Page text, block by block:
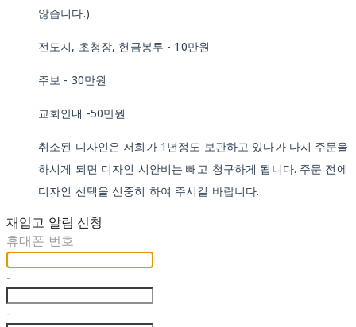
않습니다.)
전도지, 초청장, 헌금봉투 - 10만원
주보 - 30만원
교회안내 -50만원
취소된 디자인은 저희가 1년정도 보관하고 있다가 다시 주문을
하시게 되면 디자인 시안비는 빼고 청구하게 됩니다. 주문 전에
디자인 선택을 신중히 하여 주시길 바랍니다.
재입고 알림 신청
휴대폰 번호
-
-